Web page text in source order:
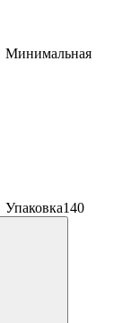
Минимальная
Упаковка140